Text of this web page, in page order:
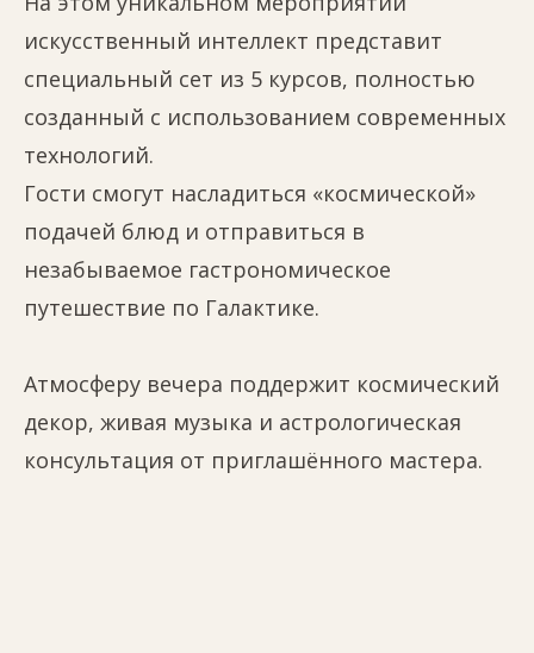
искусственный интеллект представит
специальный сет из 5 курсов, полностью
созданный с использованием современных
технологий.
Гости смогут насладиться «космической»
подачей блюд и отправиться в
незабываемое гастрономическое
путешествие по Галактике.
Атмосферу вечера поддержит космический
декор, живая музыка и астрологическая
консультация от приглашённого мастера.